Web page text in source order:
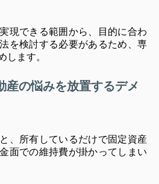
現できる範囲から、目的に合わ
を検討する必要があるため、専
します。
産の悩みを放置するデメ
、所有しているだけで固定資産
面での維持費が掛かってしまい